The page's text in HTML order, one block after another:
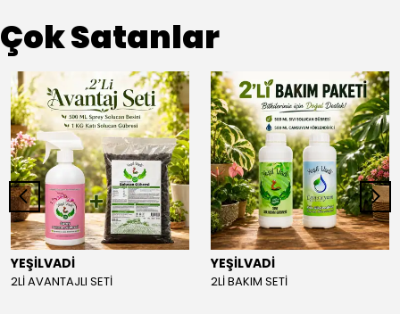
Çok Satanlar
YEŞİLVADİ
2Lİ AVANTAJLI SETİ
YEŞİLVADİ
2Lİ BAKIM SETİ